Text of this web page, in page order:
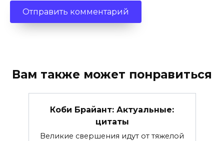
Вам также может понравиться
Коби Брайант: Актуальные:
цитаты
Великие свершения идут от тяжелой